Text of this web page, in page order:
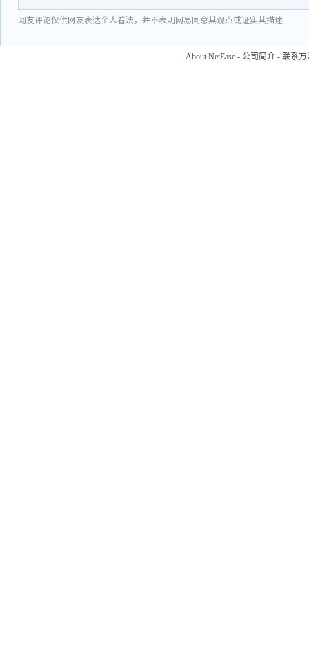
网友评论仅供网友表达个人看法，并不表明网易同意其观点或证实其描述
About NetEase - 公司简介 - 联系方